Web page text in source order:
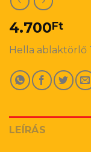
4.700Ft
Hella ablaktörlő
LEÍRÁS